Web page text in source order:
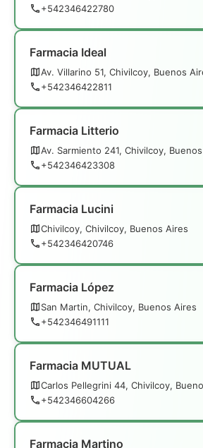
+542346422780
Farmacia Ideal
Av. Villarino 51, Chivilcoy, Buenos
+542346422811
Farmacia Litterio
Av. Sarmiento 241, Chivilcoy,
+542346423308
Farmacia Lucini
Chivilcoy, Chivilcoy, Buenos Aires
+542346420746
Farmacia López
San Martin, Chivilcoy, Buenos Aires
+542346491111
Farmacia MUTUAL
Carlos Pellegrini 44, Chivilcoy,
+542346604266
Farmacia Martino